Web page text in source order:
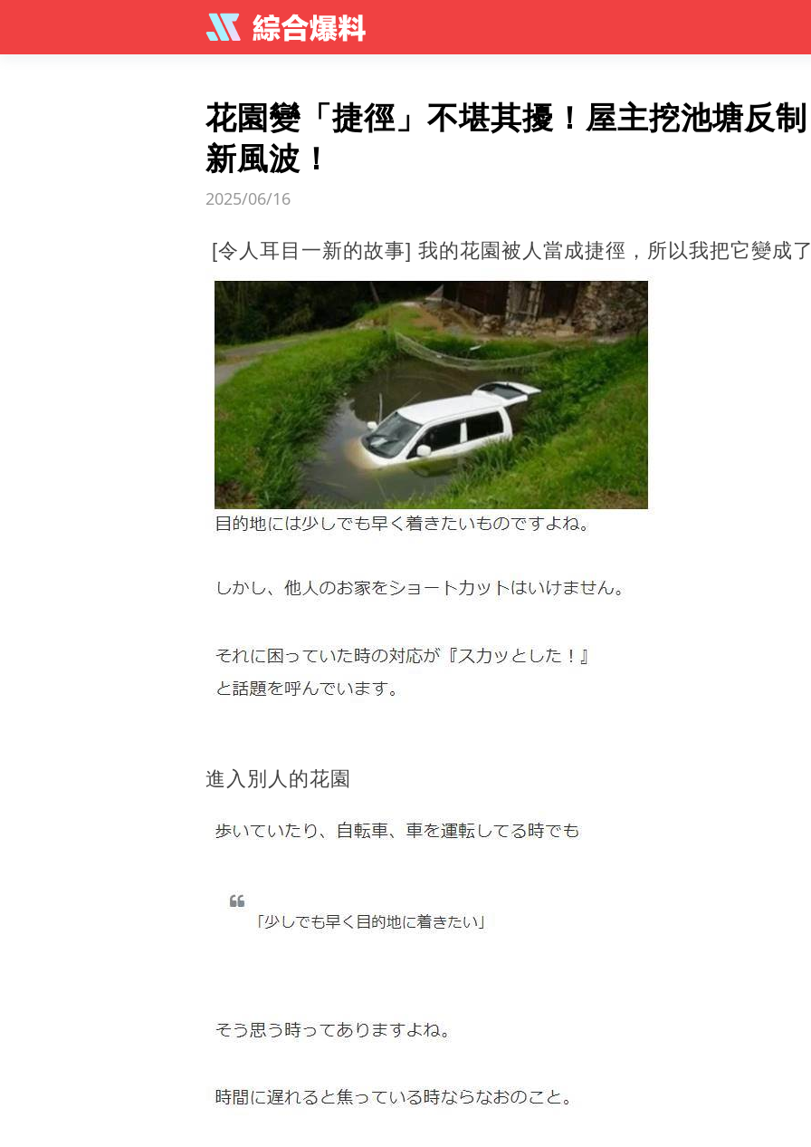
花園變「捷徑」不堪其擾！屋主挖池塘反
新風波！
2025/06/16
[令人耳目一新的故事] 我的花園被人當成捷徑，所以我把它變成
進入別人的花園